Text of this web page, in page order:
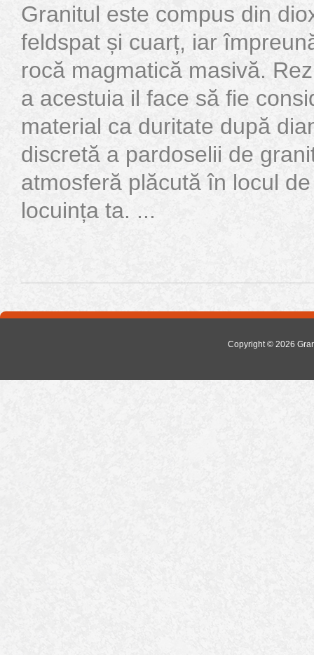
Granitul este compus din
feldspat și cuarț, iar
rocă magmatică masivă.
a acestuia il face să fie
material ca duritate după
discretă a pardoselii de
atmosferă plăcută în locul
locuința ta. ...
Copyright © 2026